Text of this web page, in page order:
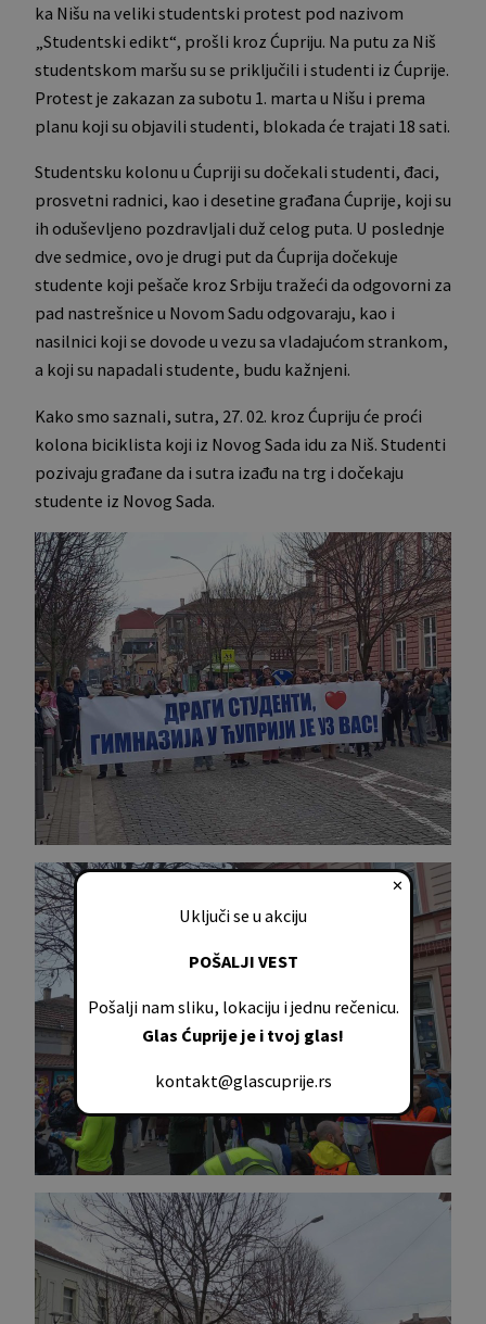
ka Nišu na veliki studentski protest pod nazivom
„Studentski edikt“, prošli kroz Ćupriju. Na putu za Niš
studentskom maršu su se priključili i studenti iz Ćuprije.
Protest je zakazan za subotu 1. marta u Nišu i prema
planu koji su objavili studenti, blokada će trajati 18 sati.
Studentsku kolonu u Ćupriji su dočekali studenti, đaci,
prosvetni radnici, kao i desetine građana Ćuprije, koji su
ih oduševljeno pozdravljali duž celog puta. U poslednje
dve sedmice, ovo je drugi put da Ćuprija dočekuje
studente koji pešače kroz Srbiju tražeći da odgovorni za
pad nastrešnice u Novom Sadu odgovaraju, kao i
nasilnici koji se dovode u vezu sa vladajućom strankom,
a koji su napadali studente, budu kažnjeni.
Kako smo saznali, sutra, 27. 02. kroz Ćupriju će proći
kolona biciklista koji iz Novog Sada idu za Niš. Studenti
pozivaju građane da i sutra izađu na trg i dočekaju
studente iz Novog Sada.
✕
Uključi se u akciju
POŠALJI VEST
Pošalji nam sliku, lokaciju i jednu rečenicu.
Glas Ćuprije je i tvoj glas!
kontakt@glascuprije.rs